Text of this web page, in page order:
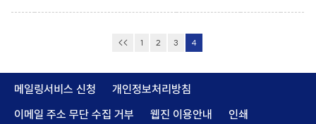
<< 1 2 3 4
메일링서비스 신청
개인정보처리방침
이메일 주소 무단 수집 거부
웹진 이용안내 인쇄